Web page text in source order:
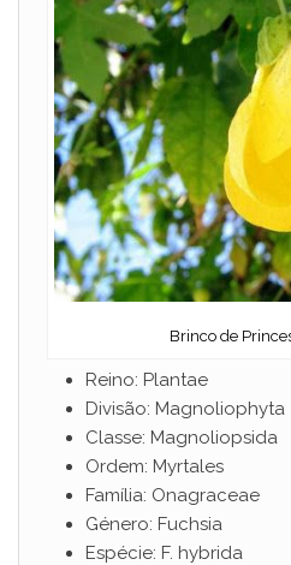
Brinco de
Reino: Plantae
Divisão: Magnoliophyta
Classe: Magnoliopsida
Ordem: Myrtales
Família: Onagraceae
Género: Fuchsia
Espécie: F. hybrida